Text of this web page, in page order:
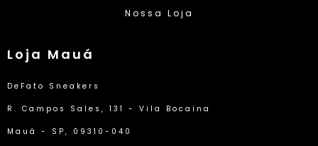
Nossa Loja
Loja Mauá
DeFato Sneakers
R. Campos Sales, 131 - Vila Bocaina
Mauá - SP, 09310-040